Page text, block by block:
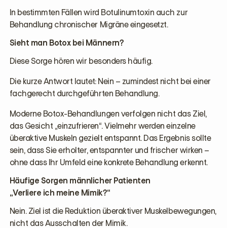
In bestimmten Fällen wird Botulinumtoxin auch zur
Behandlung chronischer Migräne eingesetzt.
Sieht man Botox bei Männern?
Diese Sorge hören wir besonders häufig.
Die kurze Antwort lautet: Nein – zumindest nicht bei einer
fachgerecht durchgeführten Behandlung.
Moderne Botox-Behandlungen verfolgen nicht das Ziel,
das Gesicht „einzufrieren“. Vielmehr werden einzelne
überaktive Muskeln gezielt entspannt. Das Ergebnis sollte
sein, dass Sie erholter, entspannter und frischer wirken –
ohne dass Ihr Umfeld eine konkrete Behandlung erkennt.
Häufige Sorgen männlicher Patienten
„Verliere ich meine Mimik?“
Nein. Ziel ist die Reduktion überaktiver Muskelbewegungen,
nicht das Ausschalten der Mimik.